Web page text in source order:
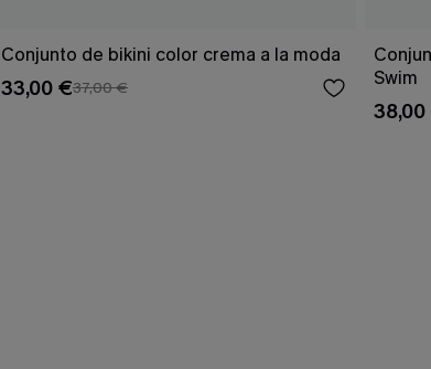
Conjunto de bikini color crema a la moda
33,00 €37,00 €
Swim